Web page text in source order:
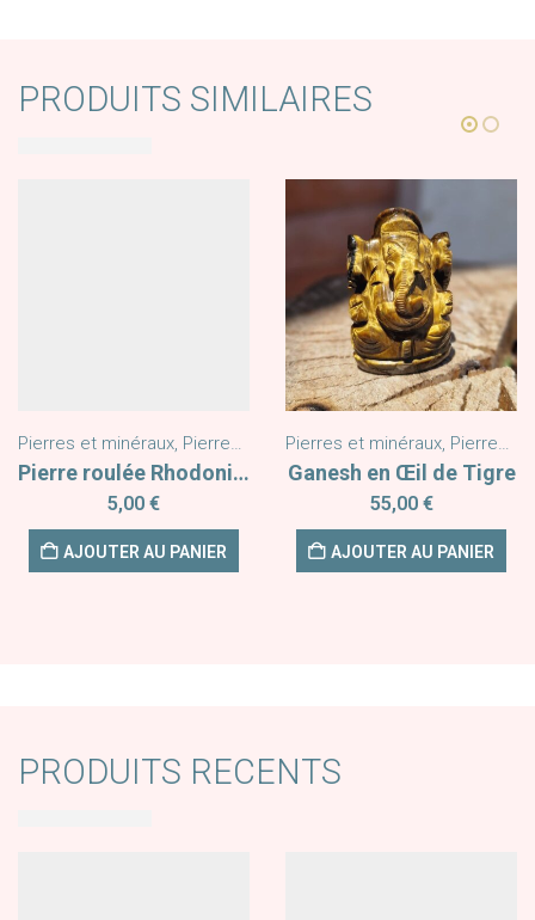
PRODUITS SIMILAIRES
,Pierres Formes Libres Statuette
Pierres et minéraux, Pierres roulées
Pierre roulée Rhodonite AA 2/3 cm
5,00 €
AJOUTER AU PANIER
Pierres et minéraux, Pierres Formes Libres
Ganesh en Œil de Tigre
55,00 €
AJOUTER AU PANIER
PRODUITS RECENTS